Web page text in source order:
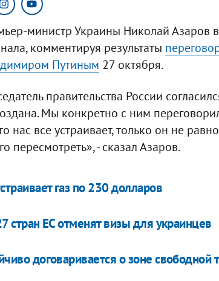
министр Украины Николай Азаров
комментируя результаты
Путиным 27 октября.
правительства России
Мы конкретно с ним
нас все устраивает, только он не
пересмотреть», - сказал Азаров.
газ по 230 долларов
стран ЕС отменят визы для украинцев
договаривается о зоне свободной